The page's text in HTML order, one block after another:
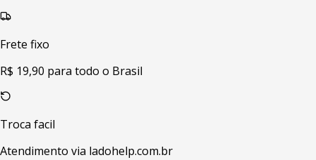
Frete fixo
R$ 19,90 para todo o Brasil
Troca facil
Atendimento via ladohelp.com.br